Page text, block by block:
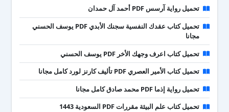
تحميل رواية آرسس PDF أحمد آل حمدان
تحميل كتاب عقدك النفسية سجنك الأبدي PDF يوسف الحسني
مجانا
تحميل كتاب اعرف وجهك الأخر PDF يوسف الحسني
تحميل كتاب الأمير العصري PDF تأليف كارنز لورد كامل مجانا
تحميل رواية إذما PDF محمد صادق كامل مجانا
تحميل كتاب علم البيئة مقررات PDF السعودية 1443